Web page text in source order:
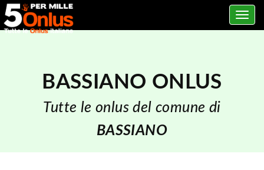
Toggle
BASSIANO ONLUS
Tutte le onlus del comune di
BASSIANO